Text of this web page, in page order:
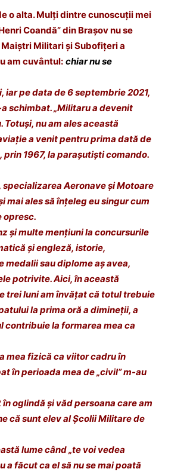
o alta. Mulți dintre cunoscuții mei
Coandă” din Brașov nu se
Militari și Subofițeri a
am cuvântul: chiar nu se
iar pe data de 6 septembrie 2021,
schimbat. „Militaru a devenit
Totuși, nu am ales această
a venit pentru prima dată de
1967, la parașutiști comando.
Aeronave și Motoare
mai ales să înțeleg eu singur cum
opresc.
și multe mențiuni la concursurile
și engleză, istorie,
sau diplome aș avea,
potrivite. Aici, în această
trei luni am învățat că totul trebuie
la prima oră a dimineții, a
contribuie la formarea mea ca
mea fizică ca viitor cadru în
în perioada mea de „civil” m-au
oglindă și văd persoana care am
că sunt elev al Școlii Militare de
lume când „te voi vedea
a făcut ca el să nu se mai poată